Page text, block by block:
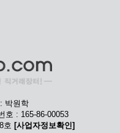
박원학
호 : 165-86-00053
호 [사업자정보확인]